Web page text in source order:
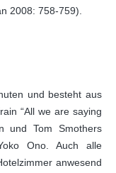
2008: 758-759).
und besteht aus
“All we are saying
und Tom Smothers
Ono. Auch alle
anwesend